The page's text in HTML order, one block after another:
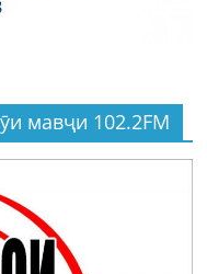
мавҷи 102.2FM